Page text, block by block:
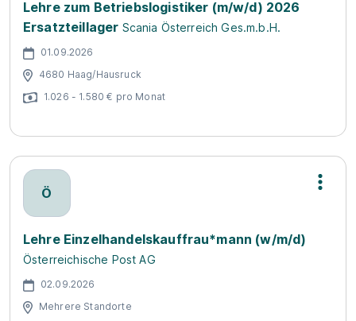
Lehre zum Betriebslogistiker (m/w/d) 2026
Ersatzteillager Scania Österreich Ges.m.b.H.
01.09.2026
4680 Haag/Hausruck
1.026 - 1.580 € pro Monat
Ö
Lehre Einzelhandelskauffrau*mann (w/m/d)
Österreichische Post AG
02.09.2026
Mehrere Standorte